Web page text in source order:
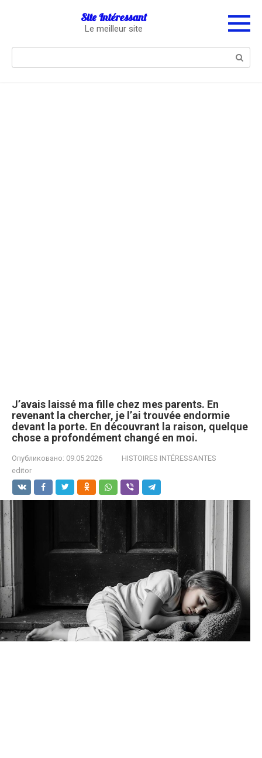
Site Intéressant
Le meilleur site
J’avais laissé ma fille chez mes parents. En
revenant la chercher, je l’ai trouvée endormie
devant la porte. En découvrant la raison, quelque
chose a profondément changé en moi.
Опубликовано: 09.05.2026
HISTOIRES INTÉRESSANTES
editor